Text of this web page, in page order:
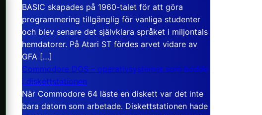
BASIC skapades på 1960-talet för att göra
programmering tillgänglig för vanliga studenter
och blev senare det självklara språket i miljontals
hemdatorer. På Atari ST fördes arvet vidare av
GFA […]
Commodore DOS – operativsystemet som bodde
i diskettstationen
När Commodore 64 läste en diskett var det inte
bara datorn som arbetade. Diskettstationen hade